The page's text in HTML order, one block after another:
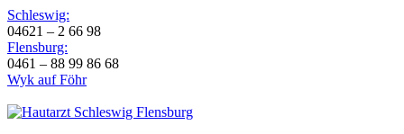
Schleswig:
04621 – 2 66 98
Flensburg:
0461 – 88 99 86 68
Wyk auf Föhr